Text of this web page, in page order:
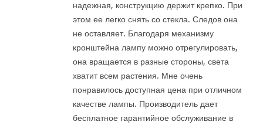
надежная, конструкцию держит крепко. При
этом ее легко снять со стекла. Следов она
не оставляет. Благодаря механизму
кронштейна лампу можно отрегулировать,
она вращается в разные стороны, света
хватит всем растения. Мне очень
понравилось доступная цена при отличном
качестве лампы. Производитель дает
бесплатное гарантийное обслуживание в